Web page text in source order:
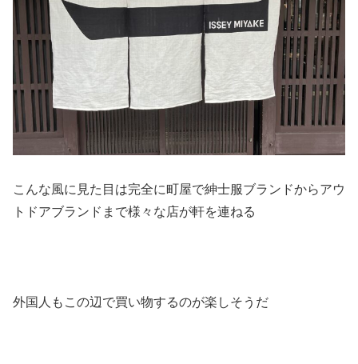
こんな風に見た目は完全に町屋で紳士服ブランドからアウ
トドアブランドまで様々な店が軒を連ねる
外国人もこの辺で買い物するのが楽しそうだ